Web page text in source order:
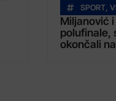
SPORT,
Miljanović
polufinale,
okončali